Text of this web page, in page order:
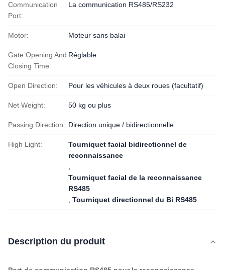
Communication
Port:
La communication RS485/RS232
Motor: Moteur sans balai
Gate Opening And
Closing Time:
Réglable
Open Direction: Pour les véhicules à deux roues (facultatif)
Net Weight: 50 kg ou plus
Passing Direction: Direction unique / bidirectionnelle
High Light:
Tourniquet facial bidirectionnel de
reconnaissance
Tourniquet facial de la reconnaissance
RS485
Tourniquet directionnel du Bi RS485
Description du produit